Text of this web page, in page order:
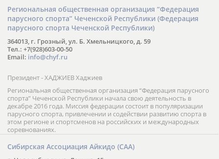
форме вебинаров и индивидуальных занятий, круглые столы
российских и международных тренеров, организация фестивалей;
онлайн трансляция мероприятий и турниров.
Региональная общественная организация “Федерация
парусного спорта” Чеченской Республики (Федерация
парусного спорта Чеченской Республики)
364013, г. Грозный, ул. Б. Хмельницкого, д. 59
Тел.: +7(928)603-00-50
Email: info@chyf.ru
Президент - ХАДЖИЕВ Хаджиев
Региональная общественная организация “Федерация парусного
спорта” Чеченской Республики начала свою деятельность в
декабре 2016 года. Миссия федерации состоит в популяризации
парусного спорта, привлечении и содействии развитию спорта в
этом регионе и спортсменов на российских и международных
соревнованиях.
Сибирская Ассоциация Айкидо (САА)